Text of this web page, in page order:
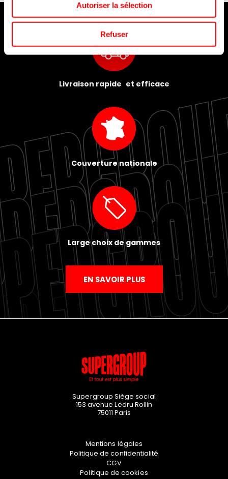
Autoriser la sélection
Refuser
Livraison rapide et efficace
Couverture nationale
Large choix de gammes
EN SAVOIR PLUS
Supergroup Siège social
153 avenue Ledru Rollin
75011 Paris
Mentions légales
Politique de confidentialité
CGV
Politique de cookies